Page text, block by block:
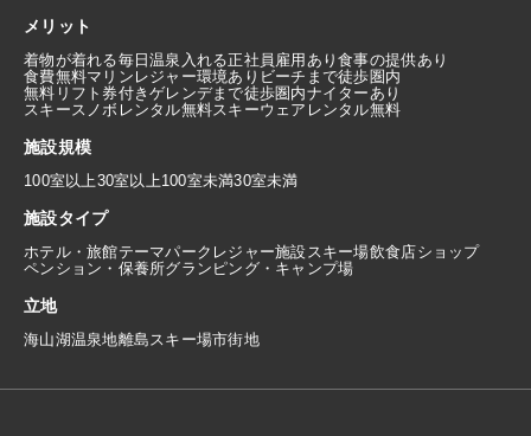
メリット
着物が着れる毎日温泉入れる正社員雇用あり食事の提供あり
食費無料マリンレジャー環境あり ビーチまで徒歩圏内
無料リフト券付きゲレンデまで徒歩圏内ナイターあり
スキースノボレンタル無料スキーウェアレンタル無料
施設規模
100室以上30室以上100室未満30室未満
施設タイプ
ホテル・旅館テーマパーク レジャー施設スキー場飲食店ショップ
ペンション・保養所グランピング・キャンプ場
立地
海山湖温泉地離島スキー場市街地